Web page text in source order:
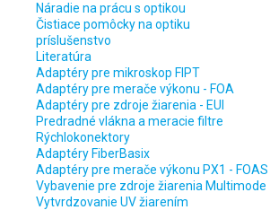
Náradie na prácu s optikou
Čistiace pomôcky na optiku
príslušenstvo
Literatúra
Adaptéry pre mikroskop FIPT
Adaptéry pre merače výkonu - FOA
Adaptéry pre zdroje žiarenia - EUI
Predradné vlákna a meracie filtre
Rýchlokonektory
Adaptéry FiberBasix
Adaptéry pre merače výkonu PX1 - FOAS
Vybavenie pre zdroje žiarenia Multimode
Vytvrdzovanie UV žiarením